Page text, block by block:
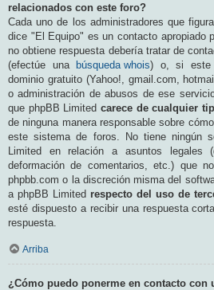
relacionados con este foro?
Cada uno de los administradores que
dice "El Equipo" es un contacto apropiado
no obtiene respuesta debería tratar de
(efectúe una
búsqueda whois) o, si este
dominio gratuito (Yahoo!, gmail.com,
o administración de abusos de ese
que phpBB Limited carece de cualquier
de ninguna manera responsable sobre
este sistema de foros. No tiene ningún
Limited en relación a asuntos legales
deformación de comentarios, etc.) que
phpbb.com o la discreción misma del
a phpBB Limited respecto del uso de
esté dispuesto a recibir una respuesta
respuesta.
Arriba
¿Cómo puedo ponerme en contacto con